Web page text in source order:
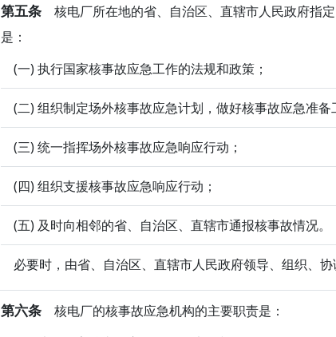
第五条 核电厂所在地的省、自治区、直辖市人民政府指
是：
(一) 执行国家核事故应急工作的法规和政策；
(二) 组织制定场外核事故应急计划，做好核事故应急准备
(三) 统一指挥场外核事故应急响应行动；
(四) 组织支援核事故应急响应行动；
(五) 及时向相邻的省、自治区、直辖市通报核事故情况。
必要时，由省、自治区、直辖市人民政府领导、组织、
第六条 核电厂的核事故应急机构的主要职责是：